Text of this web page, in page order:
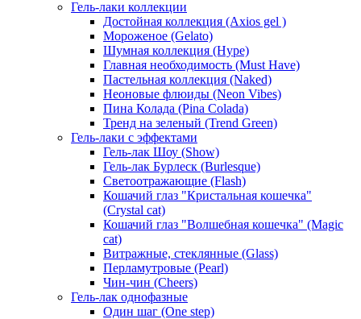
Гель-лаки коллекции
Достойная коллекция (Axios gel )
Мороженое (Gelato)
Шумная коллекция (Hype)
Главная необходимость (Must Have)
Пастельная коллекция (Naked)
Неоновые флюиды (Neon Vibes)
Пина Колада (Pina Colada)
Тренд на зеленый (Trend Green)
Гель-лаки с эффектами
Гель-лак Шоу (Show)
Гель-лак Бурлеск (Burlesque)
Светоотражающие (Flash)
Кошачий глаз "Кристальная кошечка"
(Crystal cat)
Кошачий глаз "Волшебная кошечка" (Magic
cat)
Витражные, стеклянные (Glass)
Перламутровые (Pearl)
Чин-чин (Cheers)
Гель-лак однофазные
Один шаг (One step)